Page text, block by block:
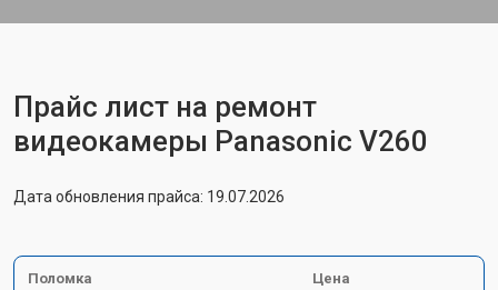
Прайс лист на ремонт
видеокамеры Panasonic V260
Дата обновления прайса: 19.07.2026
Поломка Цена